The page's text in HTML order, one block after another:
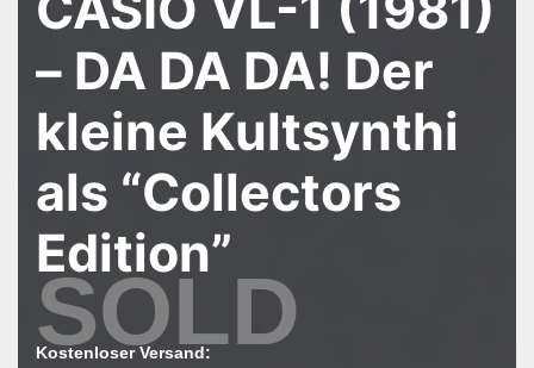
i
o
n
– DA DA DA! Der
kleine Kultsynthi
als “Collectors
Edition”
SOLD
Kostenloser Versand: